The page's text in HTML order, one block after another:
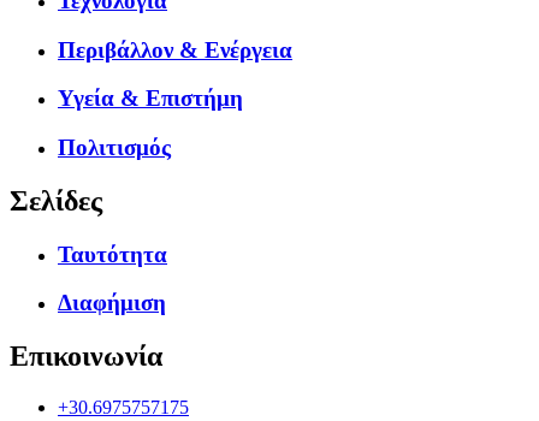
Περιβάλλον & Ενέργεια
Υγεία & Επιστήμη
Πολιτισμός
Σελίδες
Ταυτότητα
Διαφήμιση
Επικοινωνία
+30.6975757175